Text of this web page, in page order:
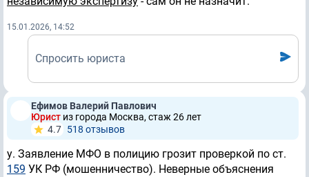
15.01.2026, 14:52
Спросить юриста
Ефимов Валерий Павлович
Юрист из города Москва, стаж 26 лет
4.7 518 отзывов
у. Заявление МФО в полицию грозит проверкой по ст.
159 УК РФ (мошенничество). Неверные объяснения